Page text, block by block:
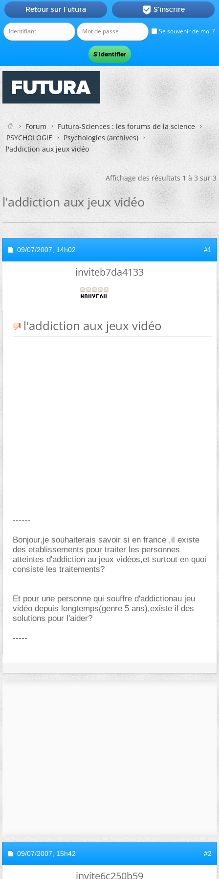
Se souvenir de moi ?
Retour sur Futura  S'inscrire
Forum
Futura-Sciences : les forums de la science
PSYCHOLOGIE
Psychologies (archives)
l'addiction aux jeux vidéo
Affichage des résultats 1 à 3 sur 3
l'addiction aux jeux vidéo
09/07/2007, 14h02 #1
inviteb7da4133
l'addiction aux jeux vidéo
------
Bonjour,je souhaiterais savoir si en france ,il existe
des etablissements pour traiter les personnes
atteintes d'addiction au jeux vidéos,et surtout en quoi
consiste les traitements?
Et pour une personne qui souffre d'addictionau jeu
vidéo depuis longtemps(genre 5 ans),existe il des
solutions pour l'aider?
-----
09/07/2007, 15h42 #2
invite6c250b59